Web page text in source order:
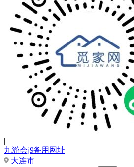
|
九游会j9备用网址
大连市